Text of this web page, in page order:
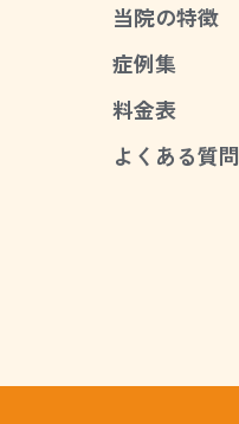
当院の特徴
症例集
料金表
よくある質問